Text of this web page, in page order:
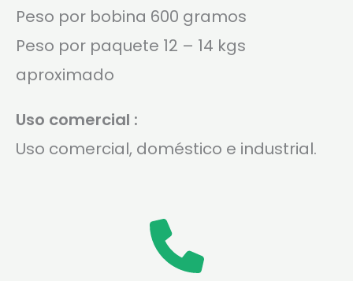
Peso por bobina 600 gramos
Peso por paquete 12 – 14 kgs
aproximado
Uso comercial :
Uso comercial, doméstico e industrial.